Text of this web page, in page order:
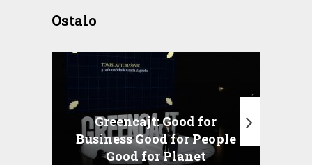
Ostalo
Greencajt: Good for
Business Good for People
Good for Planet